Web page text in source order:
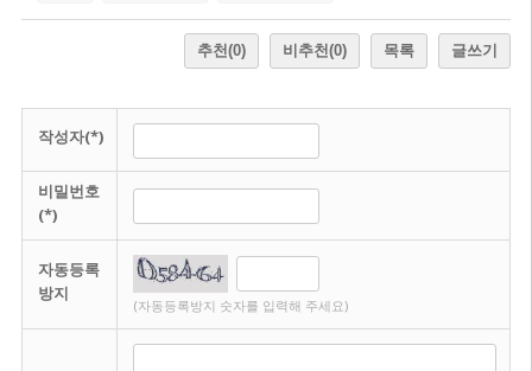
추천(0) 비추천(0) 목록 글쓰기
작성자(*)
비밀번호
(*)
자동등록
방지
(자동등록방지 숫자를 입력해 주세요)